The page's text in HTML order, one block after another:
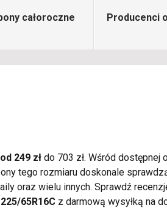
całoroczne Producenci
od 249 zł do 703 zł. Wśród
tego rozmiaru doskonale
oraz wielu innych. Sprawdź
65R16C z darmową wysyłką na